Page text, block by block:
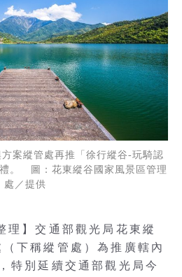
案縱管處再推「徐行縱谷-玩騎認
。 圖：花東縱谷國家風景區管理
處／提供
理】交通部觀光局花東縱
下稱縱管處）為推廣轄內
特別延續交通部觀光局今